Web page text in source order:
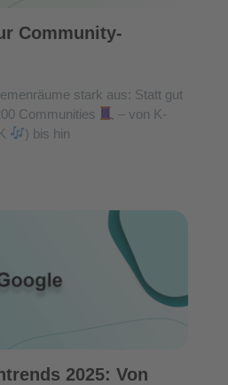
Community-
stark aus: Statt gut
Communities
– von K-
) bis hin
2025: Von